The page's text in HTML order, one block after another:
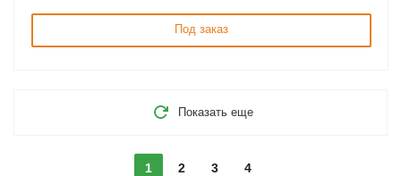
Под заказ
Показать еще
1 2 3 4